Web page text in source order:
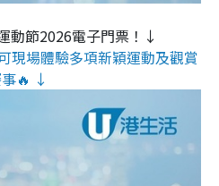
動節2026電子門票！↓
現場體驗多項新穎運動及觀賞
🔥 ↓